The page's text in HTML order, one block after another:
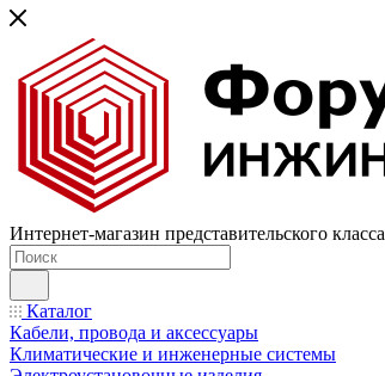
Интернет-магазин представительского класса
Каталог
Кабели, провода и аксессуары
Климатические и инженерные системы